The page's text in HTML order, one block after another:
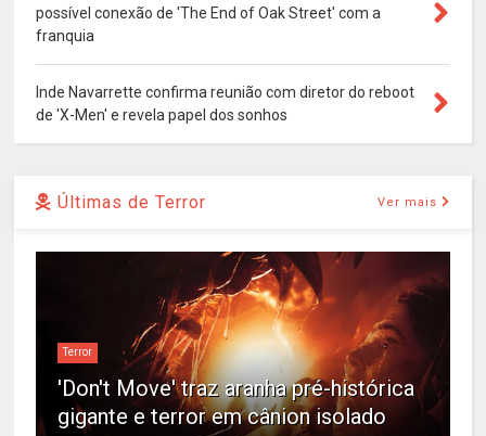
possível conexão de 'The End of Oak Street' com a
franquia
Inde Navarrette confirma reunião com diretor do reboot
de 'X-Men' e revela papel dos sonhos
Últimas de Terror Ver mais
Terror
'Don't Move' traz aranha pré-histórica
gigante e terror em cânion isolado